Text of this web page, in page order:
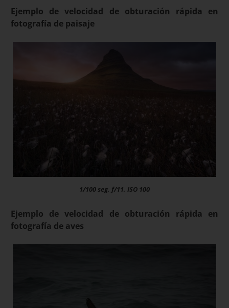
Ejemplo de velocidad de obturación rápida en
fotografía de paisaje
1/100 seg, f/11, ISO 100
Ejemplo de velocidad de obturación rápida en
fotografía de aves